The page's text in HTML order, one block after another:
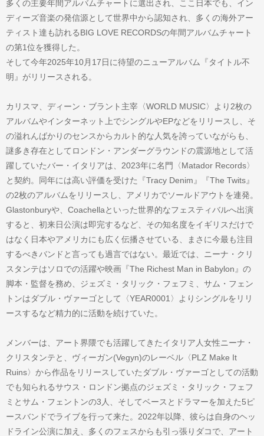
多くの主要年間アルバムチャートに選出され、ここ日本でも、イン
ディーズ音楽の発信源として世界中から認知され、多くの海外アー
ティスト達も訪れるBIG LOVE RECORDSの年間アルバムチャート
の第1位を獲得した。
そして今年2025年10月17日に待望のニューアルバム『タイトル不
明』がリリースされる。
カリスマ、ディーン・ブラント主宰〈WORLD MUSIC〉より2枚の
アルバムやインターネット上でシングルやEPなどをリリースし、そ
の溢れんばかりのセンスからカルト的な人気を誇っていながらも、
謎多き存在としてロンドン・アンダーグラウンドの震源地として活
躍していたバー・イタリアは、2023年に名門〈Matador Records〉
と契約。同年には高い評価を受けた『Tracy Denim』『The Twits』
の2枚のアルバムをリリースし、アメリカでソールドアウトを連発。
Glastonburyや、Coachellaといった世界的なフェスティバルへ出演
すると、初来日公演は即完するなど、その知名度をイギリスだけで
はなく日本やアメリカにも広く伝播させている、まさに今最も注目
するべきバンドと言っても過言ではない。最近では、ニーナ・クリ
スタンテはソロでの活躍や映画『The Richest Man in Babylon』の
脚本・監督を務め、ジェズミ・タリック・フェフミ、サム・フェン
トンはダブル・ヴァーゴとして〈YEAR0001〉よりシングルをリリ
ースするなど精力的に活動を続けていた。
メンバーは、アート界隈でも活躍してきたイタリア人女性ニーナ・
クリスタンテと、ヴィーガン(Vegyn)のレーベル〈PLZ Make It
Ruins〉から作品をリリースしていたダブル・ヴァーゴとしての活動
でも知られるサウス・ロンドン拠点のジェズミ・タリック・フェフ
ミとサム・フェントンの3人、そしてベースとドラマーを加えた5ピ
ースバンドでライブを行って来た。2022年以降、彼らは自身のヘッ
ドライン公演に加え、多くのフェスからも引っ張りダコで、アート